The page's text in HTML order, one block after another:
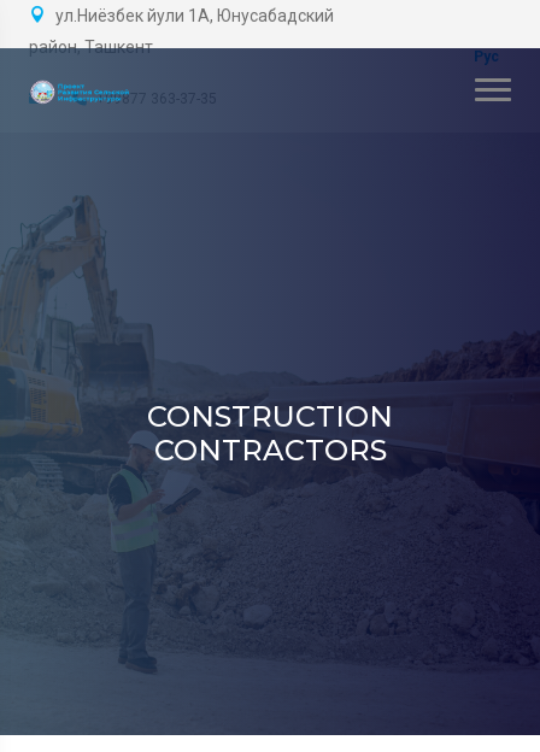
ул.Ниёзбек йули 1А, Юнусабадский
район, Ташкент
+99877 363-37-35
CONSTRUCTION
CONTRACTORS